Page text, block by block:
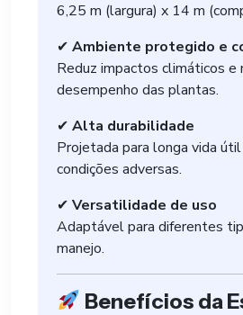
6,25 m (largura) x 14 m
✔ Ambiente protegido e
Reduz impactos climáticos e
desempenho das plantas.
✔ Alta durabilidade
Projetada para longa vida
condições adversas.
✔ Versatilidade de uso
Adaptável para diferentes
manejo.
Benefícios da